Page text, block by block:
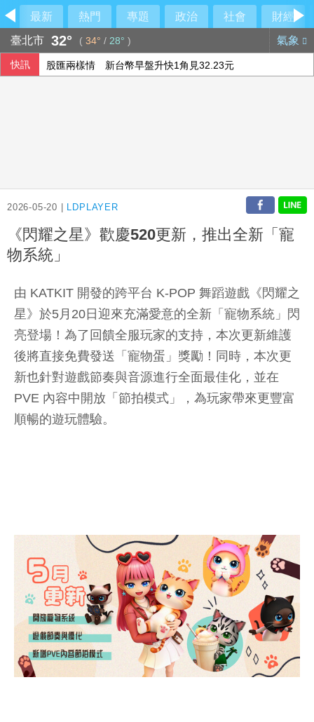
最新 熱門 專題 政治 社會
財經
臺北市 32° ( 34° / 28° ) 氣象
快訊 股匯兩樣情 新台幣早盤升快1角見32.23元
2026-05-20 | LDPLAYER
《閃耀之星》歡慶520更新，推出全新「寵
物系統」
由 KATKIT 開發的跨平台 K-POP 舞蹈遊戲《閃耀之
星》於5月20日迎來充滿愛意的全新「寵物系統」閃
亮登場！為了回饋全服玩家的支持，本次更新維護
後將直接免費發送「寵物蛋」獎勵！同時，本次更
新也針對遊戲節奏與音源進行全面最佳化，並在
PVE 內容中開放「節拍模式」，為玩家帶來更豐富
順暢的遊玩體驗。